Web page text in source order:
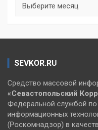
SEVKOR.RU
Средство массовой
«Севастопольский
Федеральной службой по
информационных
(Роскомнадзор) в